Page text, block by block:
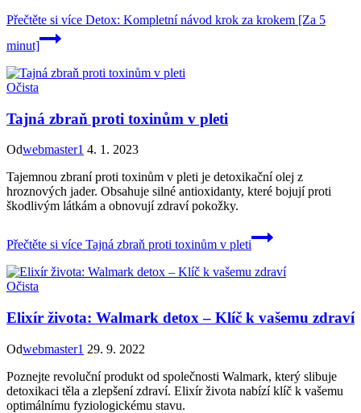
Přečtěte si více Detox: Kompletní návod krok za krokem [Za 5
minut]
Očista
Tajná zbraň proti toxinům v pleti
Odwebmaster1 4. 1. 2023
Tajemnou zbraní proti toxinům v pleti je detoxikační olej z
hroznových jader. Obsahuje silné antioxidanty, které bojují proti
škodlivým látkám a obnovují zdraví pokožky.
Přečtěte si více Tajná zbraň proti toxinům v pleti
Očista
Elixír života: Walmark detox – Klíč k vašemu zdraví
Odwebmaster1 29. 9. 2022
Poznejte revoluční produkt od společnosti Walmark, který slibuje
detoxikaci těla a zlepšení zdraví. Elixír života nabízí klíč k vašemu
optimálnímu fyziologickému stavu.